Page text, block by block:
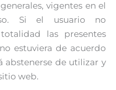
vigentes en el
Si el usuario no
las presentes
estuviera de acuerdo
abstenerse de utilizar y
web.